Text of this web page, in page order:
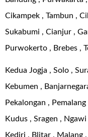
Cikampek , Tambun ,
Sukabumi , Cianjur ,
Purwokerto , Brebes ,
Kedua Jogja , Solo ,
Kebumen ,
Pekalongan ,
Kudus , Sragen ,
Kediri , Blitar , Malang